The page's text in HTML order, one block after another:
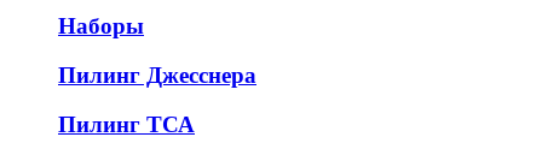
Наборы
Пилинг Джесснера
Пилинг ТСА